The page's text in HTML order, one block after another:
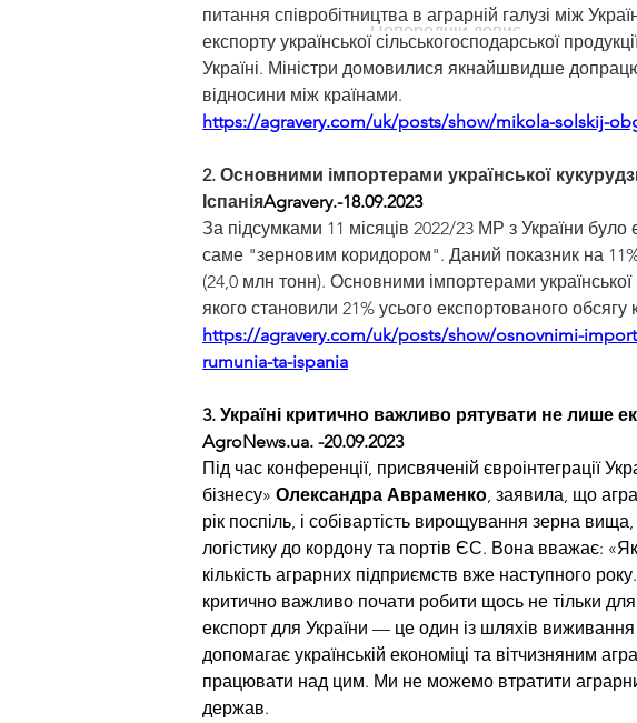
Попередній допис
питання співробітництва в аграрній галузі між
експорту української сільськогосподарської
Україні. Міністри домовилися якнайшвидше
відносини між країнами.
https://agravery.com/uk/posts/show/mikola-solskij-
2. Основними імпортерами української
ІспаніяAgravery.-18.09.2023
За підсумками 11 місяців 2022/23 МР з України
саме "зерновим коридором". Даний показник на
(24,0 млн тонн). Основними імпортерами
якого становили 21% усього експортованого обсягу
https://agravery.com/uk/posts/show/osnovnimi-
rumunia-ta-ispania
3. Україні критично важливо рятувати не лише
AgroNews.ua. -20.09.2023
Під час конференції, присвяченій євроінтеграції
бізнесу» Олександра Авраменко, заявила, що
рік поспіль, і собівартість вирощування зерна
логістику до кордону та портів ЄС. Вона вважає:
кількість аграрних підприємств вже наступного
критично важливо почати робити щось не тільки
експорт для України — це один із шляхів
допомагає українській економіці та вітчизняним
працювати над цим. Ми не можемо втратити
держав.